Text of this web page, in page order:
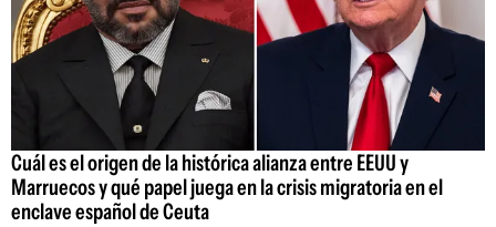
Cuál es el origen de la histórica alianza entre EEUU y
Marruecos y qué papel juega en la crisis migratoria en el
enclave español de Ceuta